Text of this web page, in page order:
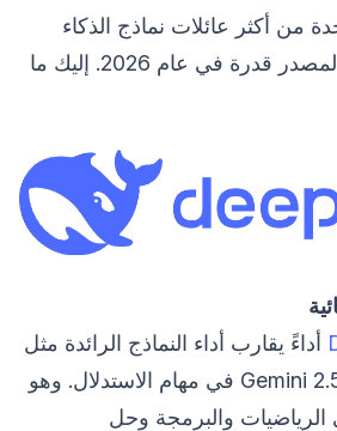
من أكثر عائلات نماذج الذكاء
الاصطناعي مفتوحة المصدر قدرة في عام 2026. إليك ما
أداءً يقارب أداء النماذج الرائدة مثل
OpenAI O3 و Gemini 2.5 Pro في مهام الاستدلال. وهو
والبرمجة وحل